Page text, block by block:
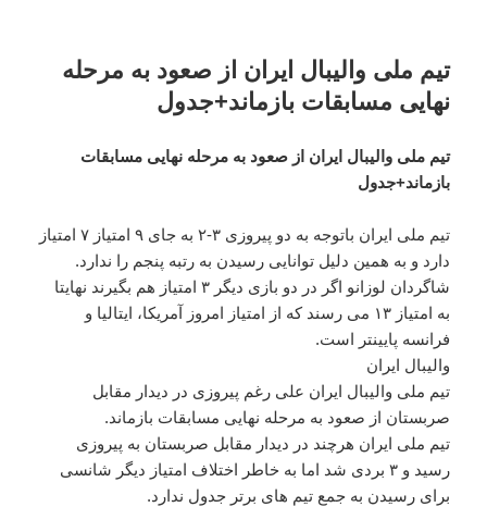
تیم ملی والیبال ایران از صعود به مرحله
نهایی مسابقات بازماند+جدول
تیم ملی والیبال ایران از صعود به مرحله نهایی مسابقات
بازماند+جدول
تیم ملی ایران باتوجه به دو پیروزی ۳-۲ به جای ۹ امتیاز ۷ امتیاز
دارد و به همین دلیل توانایی رسیدن به رتبه پنجم را ندارد.
شاگردان لوزانو اگر در دو بازی دیگر ۳ امتیاز هم بگیرند نهایتا
به امتیاز ۱۳ می رسند که از امتیاز امروز آمریکا، ایتالیا و
فرانسه پایینتر است.
والیبال ایران
تیم ملی والیبال ایران علی رغم پیروزی در دیدار مقابل
صربستان از صعود به مرحله نهایی مسابقات بازماند.
تیم ملی ایران هرچند در دیدار مقابل صربستان به پیروزی
رسید و ۳ بردی شد اما به خاطر اختلاف امتیاز دیگر شانسی
برای رسیدن به جمع تیم های برتر جدول ندارد.